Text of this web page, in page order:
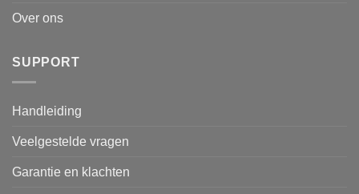
Over ons
SUPPORT
Handleiding
Veelgestelde vragen
Garantie en klachten